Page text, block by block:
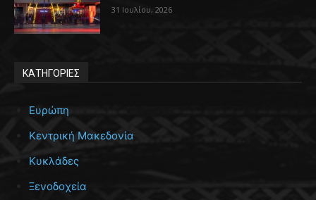
31 Ιουλίου, 2026
ΚΑΤΗΓΟΡΙΕΣ
Ευρώπη
Κεντρική Μακεδονία
Κυκλάδες
Ξενοδοχεία